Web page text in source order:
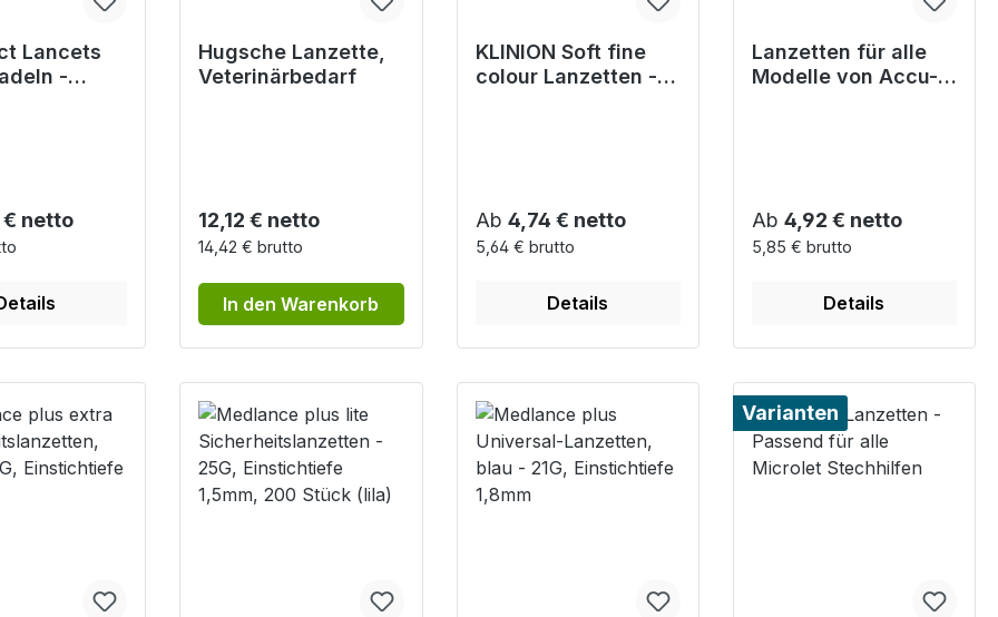
Lancets
-
Preis:
netto
Hugsche Lanzette,
Veterinärbedarf
Regulärer Preis:
12,12 € netto
14,42 € brutto
In den Warenkorb
KLINION Soft fine
colour Lanzetten -
Regulärer Preis:
Ab 4,74 € netto
5,64 € brutto
Details
Lanzetten für alle
Modelle von Accu-
Regulärer Preis:
Ab 4,92 € netto
5,85 € brutto
Details
Varianten